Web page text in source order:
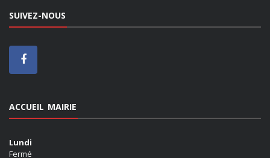
SUIVEZ-NOUS
ACCUEIL MAIRIE
Lundi
Fermé